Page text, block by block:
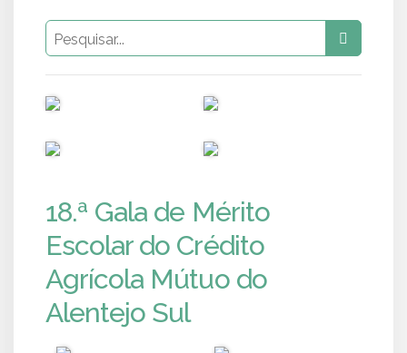
18.ª Gala de Mérito
Escolar do Crédito
Agrícola Mútuo do
Alentejo Sul